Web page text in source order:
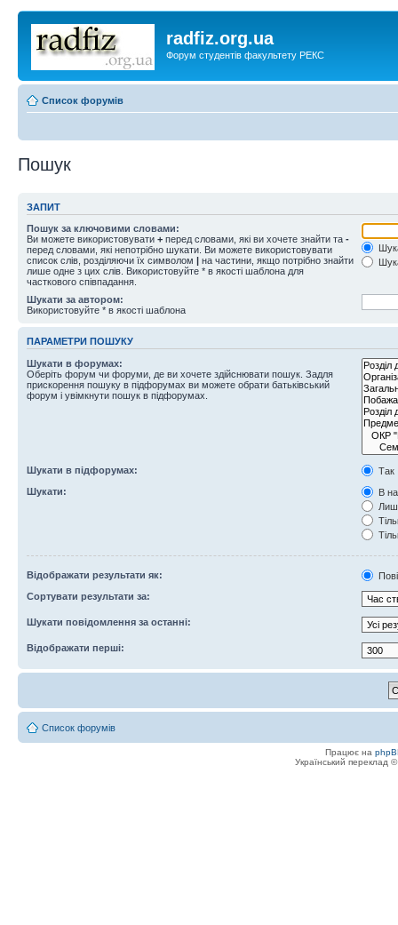
radfiz.org.ua
Форум студентів факультету РЕКС
Список форумів
Пошук
ЗАПИТ
Пошук за ключовими словами:
Ви можете використовувати + перед словами, які ви хочете знайти та -
перед словами, які непотрібно шукати. Ви можете використовувати
список слів, розділяючи їх символом | на частини, якщо потрібно знайти
лише одне з цих слів. Використовуйте * в якості шаблона для
часткового співпадання.
Шукати за автором:
Використовуйте * в якості шаблона
ПАРАМЕТРИ ПОШУКУ
Шукати в форумах:
Оберіть форум чи форуми, де ви хочете здійснювати пошук. Задля
прискорення пошуку в підфорумах ви можете обрати батьківський
форум і увімкнути пошук в підфорумах.
Шукати в підфорумах:
Так
Шукати:
В
Відображати результати як:
Сортувати результати за:
Шукати повідомлення за останні:
Відображати перші:
Список форумів
Працює на
Український переклад